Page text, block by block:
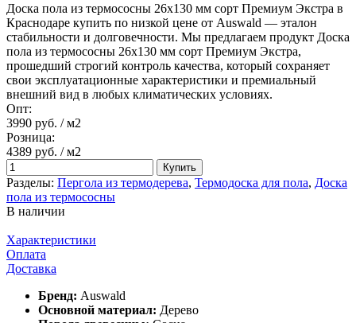
Доска пола из термососны 26х130 мм сорт Премиум Экстра в
Краснодаре купить по низкой цене от Auswald — эталон
стабильности и долговечности. Мы предлагаем продукт Доска
пола из термососны 26х130 мм сорт Премиум Экстра,
прошедший строгий контроль качества, который сохраняет
свои эксплуатационные характеристики и премиальный
внешний вид в любых климатических условиях.
Опт:
3990 руб. / м2
Розница:
4389 руб. / м2
Купить
Разделы: Пергола из термодерева, Термодоска для пола, Доска
пола из термососны
В наличии
Характеристики
Оплата
Доставка
Бренд: Auswald
Основной материал: Дерево